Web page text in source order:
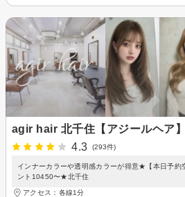
agir hair 北千住【アジールヘア
4.3
(293件)
インナーカラーや透明感カラーが得意★【本日予約
ント10450〜★北千住
アクセス：各線1分